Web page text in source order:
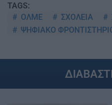
TAGS:
ΟΛΜΕ
ΣΧΟΛΕΙΑ
ΨΗΦΙΑΚΟ